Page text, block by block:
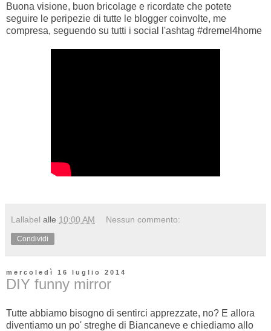
Buona visione, buon bricolage e ricordate che potete
seguire le peripezie di tutte le blogger coinvolte, me
compresa, seguendo su tutti i social l'ashtag #dremel4home
Lallabel alle 10:00 AM Nessun commento:
Condividi
mercoledì 16 luglio 2014
DIY funny mirror
Tutte abbiamo bisogno di sentirci apprezzate, no? E allora
diventiamo un po' streghe di Biancaneve e chiediamo allo